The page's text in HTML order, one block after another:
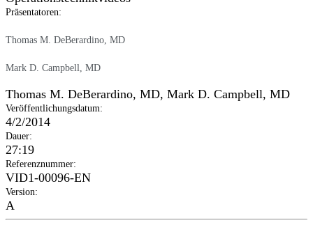
Präsentatoren:
Thomas M. DeBerardino, MD
Mark D. Campbell, MD
Thomas M. DeBerardino, MD, Mark D. Campbell, MD
Veröffentlichungsdatum:
4/2/2014
Dauer:
27:19
Referenznummer:
VID1-00096-EN
Version:
A